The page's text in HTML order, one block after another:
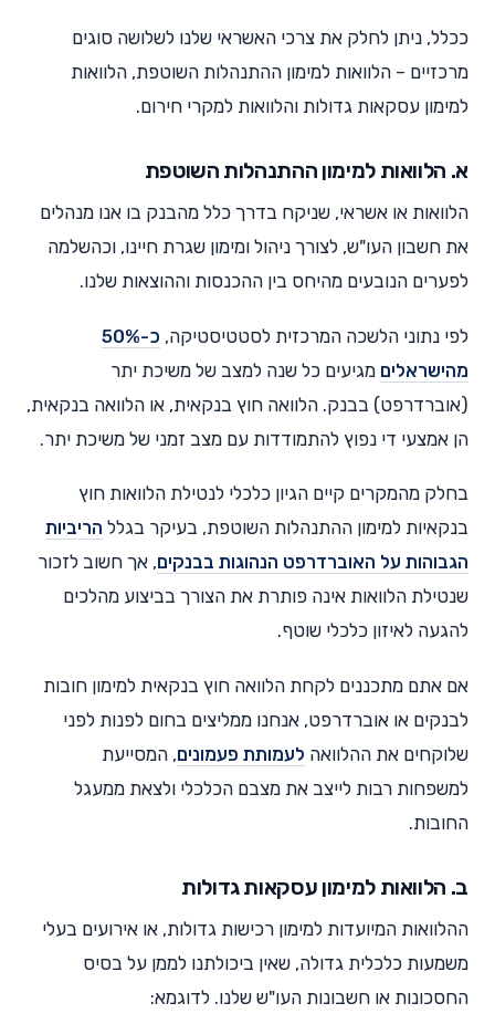
ככלל, ניתן לחלק את צרכי האשראי שלנו לשלושה סוגים
מרכזיים – הלוואות למימון ההתנהלות השוטפת, הלוואות
למימון עסקאות גדולות והלוואות למקרי חירום.
א. הלוואות למימון ההתנהלות השוטפת
הלוואות או אשראי, שניקח בדרך כלל מהבנק בו אנו מנהלים
את חשבון העו"ש, לצורך ניהול ומימון שגרת חיינו, וכהשלמה
לפערים הנובעים מהיחס בין ההכנסות וההוצאות שלנו.
לפי נתוני הלשכה המרכזית לסטטיסטיקה,
כ-50%
מהישראלים מגיעים כל שנה למצב של משיכת יתר
(אוברדרפט) בבנק. הלוואה חוץ בנקאית, או הלוואה בנקאית,
הן אמצעי די נפוץ להתמודדות עם מצב זמני של משיכת יתר.
בחלק מהמקרים קיים הגיון כלכלי לנטילת הלוואות חוץ
בנקאיות למימון ההתנהלות השוטפת, בעיקר בגלל הריביות
הגבוהות על האוברדרפט הנהוגות בבנקים, אך חשוב לזכור
שנטילת הלוואות אינה פותרת את הצורך בביצוע מהלכים
להגעה לאיזון כלכלי שוטף.
אם אתם מתכננים לקחת הלוואה חוץ בנקאית למימון חובות
לבנקים או אוברדרפט, אנחנו ממליצים בחום לפנות לפני
שלוקחים את ההלוואה לעמותת פעמונים, המסייעת
למשפחות רבות לייצב את מצבם הכלכלי ולצאת ממעגל
החובות.
ב. הלוואות למימון עסקאות גדולות
ההלוואות המיועדות למימון רכישות גדולות, או אירועים בעלי
משמעות כלכלית גדולה, שאין ביכולתנו לממן על בסיס
החסכונות או חשבונות העו"ש שלנו. לדוגמא: